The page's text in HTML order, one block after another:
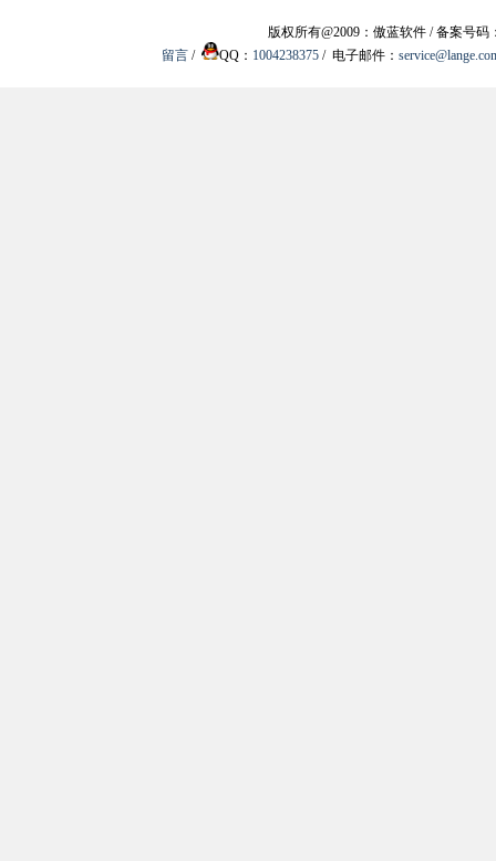
版权所有@2009：傲蓝软件 / 备案号码
留言 / QQ： 1004238375 / 电子邮件：